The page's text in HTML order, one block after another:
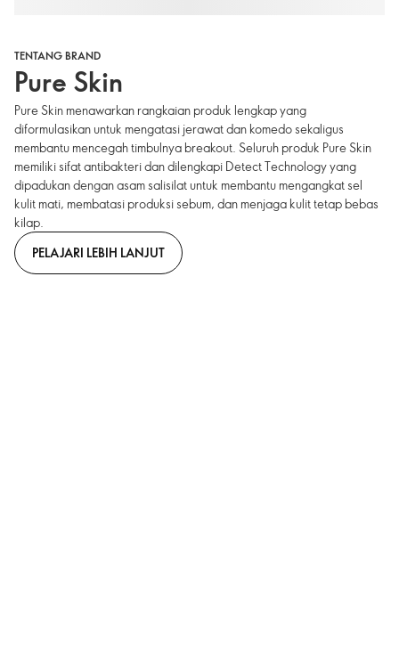
TENTANG BRAND
Pure Skin
Pure Skin menawarkan rangkaian produk lengkap yang
diformulasikan untuk mengatasi jerawat dan komedo sekaligus
membantu mencegah timbulnya breakout. Seluruh produk Pure Skin
memiliki sifat antibakteri dan dilengkapi Detect Technology yang
dipadukan dengan asam salisilat untuk membantu mengangkat sel
kulit mati, membatasi produksi sebum, dan menjaga kulit tetap bebas
kilap.
PELAJARI LEBIH LANJUT